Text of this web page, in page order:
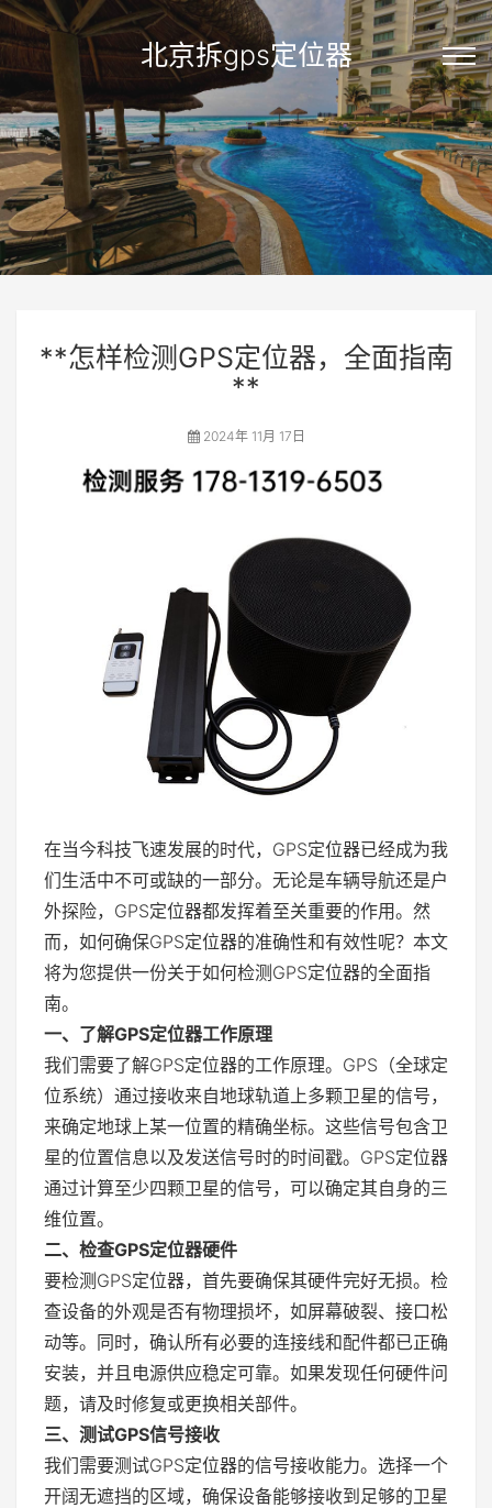
北京拆gps定位器
**怎样检测GPS定位器，全面指南
**
2024年 11月 17日
在当今科技飞速发展的时代，GPS定位器已经成为我
们生活中不可或缺的一部分。无论是车辆导航还是户
外探险，GPS定位器都发挥着至关重要的作用。然
而，如何确保GPS定位器的准确性和有效性呢？本文
将为您提供一份关于如何检测GPS定位器的全面指
南。
一、了解GPS定位器工作原理
我们需要了解GPS定位器的工作原理。GPS（全球定
位系统）通过接收来自地球轨道上多颗卫星的信号，
来确定地球上某一位置的精确坐标。这些信号包含卫
星的位置信息以及发送信号时的时间戳。GPS定位器
通过计算至少四颗卫星的信号，可以确定其自身的三
维位置。
二、检查GPS定位器硬件
要检测GPS定位器，首先要确保其硬件完好无损。检
查设备的外观是否有物理损坏，如屏幕破裂、接口松
动等。同时，确认所有必要的连接线和配件都已正确
安装，并且电源供应稳定可靠。如果发现任何硬件问
题，请及时修复或更换相关部件。
三、测试GPS信号接收
我们需要测试GPS定位器的信号接收能力。选择一个
开阔无遮挡的区域，确保设备能够接收到足够的卫星